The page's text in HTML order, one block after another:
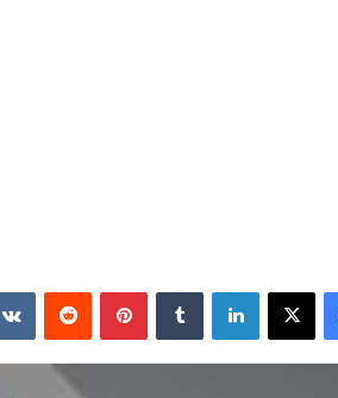
فيسبوك لينكدإن بينتيريست